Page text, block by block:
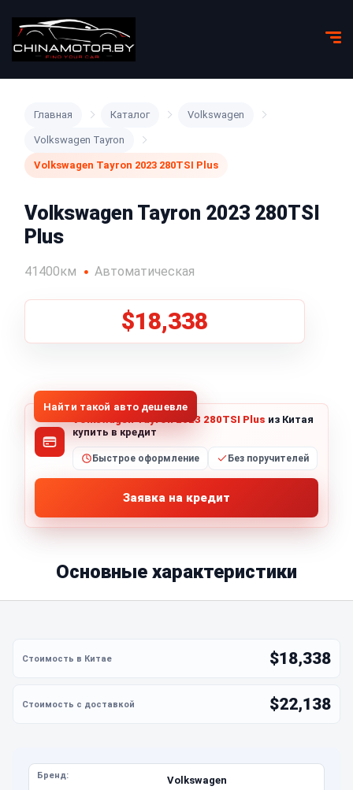
Главная Каталог Volkswagen
Volkswagen Tayron
Volkswagen Tayron 2023 280TSI Plus
Volkswagen Tayron 2023 280TSI
Plus
41400км Автоматическая
$18,338
Найти такой авто дешевле
Volkswagen Tayron 2023 280TSI Plus из Китая
купить в кредит
Быстрое оформление Без поручителей
Заявка на кредит
Основные характеристики
$18,338
$22,138
Бренд: Volkswagen